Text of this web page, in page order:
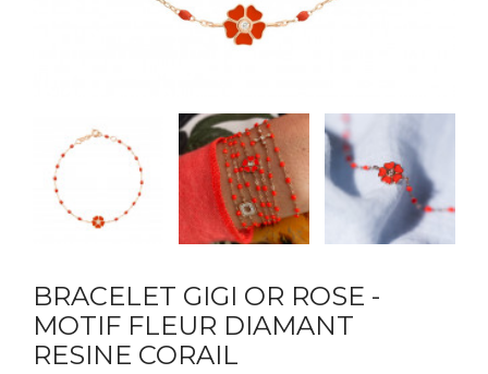
BRACELET GIGI OR ROSE -
MOTIF FLEUR DIAMANT
RESINE CORAIL